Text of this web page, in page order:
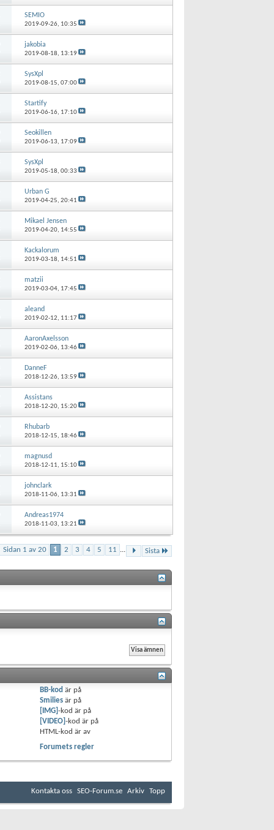
SEMIO
2019-09-26, 10:35
jakobia
2019-08-18, 13:19
SysXpl
2019-08-15, 07:00
Startify
2019-06-16, 17:10
Seokillen
2019-06-13, 17:09
SysXpl
2019-05-18, 00:33
Urban G
2019-04-25, 20:41
Mikael Jensen
2019-04-20, 14:55
Kackalorum
2019-03-18, 14:51
matzii
2019-03-04, 17:45
aleand
2019-02-12, 11:17
AaronAxelsson
2019-02-06, 13:46
DanneF
2018-12-26, 13:59
Assistans
2018-12-20, 15:20
Rhubarb
2018-12-15, 18:46
magnusd
2018-12-11, 15:10
johnclark
2018-11-06, 13:31
Andreas1974
2018-11-03, 13:21
Sidan 1 av 20 1 2 3 4 5 11 ... Sista
BB-kod är på
Smilies är på
[IMG]-kod är på
[VIDEO]-kod är på
HTML-kod ärav
Forumets regler
Kontakta oss SEO-Forum.se Arkiv Topp